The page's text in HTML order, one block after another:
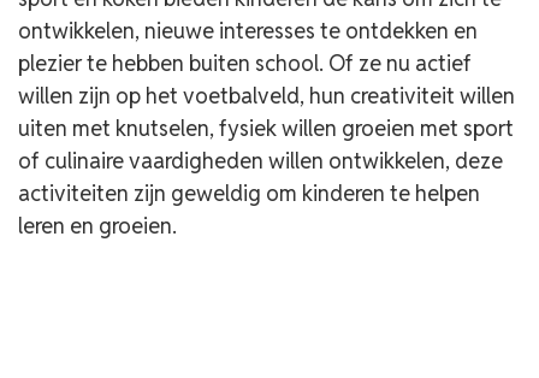
ontwikkelen, nieuwe interesses te ontdekken en
plezier te hebben buiten school. Of ze nu actief
willen zijn op het voetbalveld, hun creativiteit willen
uiten met knutselen, fysiek willen groeien met sport
of culinaire vaardigheden willen ontwikkelen, deze
activiteiten zijn geweldig om kinderen te helpen
leren en groeien.